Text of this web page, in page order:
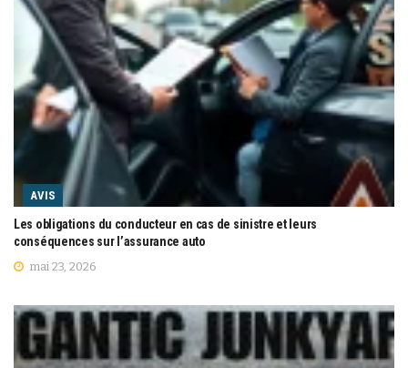
AVIS
Les obligations du conducteur en cas de sinistre et leurs
conséquences sur l’assurance auto
mai 23, 2026